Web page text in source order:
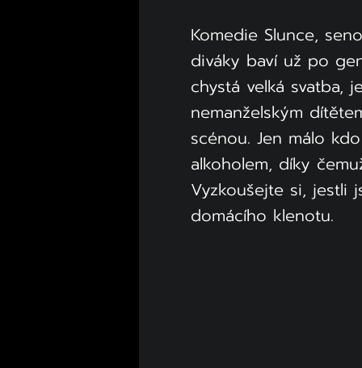
Komedie Slunce,
diváky baví už po
chystá velká svatba,
nemanželským
scénou. Jen málo
alkoholem, díky
Vyzkoušejte si, jestli
domácího klenotu.